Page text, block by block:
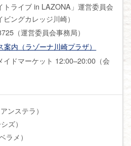
トライブ in LAZONA」運営委員会
ビングカレッジ川崎）
（運営委員会事務局）
案内（ラゾーナ川崎プラザ）
イドマーケット 12:00–20:00（会
ンステラ）
ズ）
ラメ）